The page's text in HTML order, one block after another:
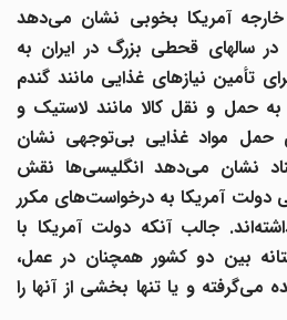
آمریکا بخوبی نشان میدهد
سالهای قحطی بزرگ در ایران به
تأمین نیازهای غذایی مانند گندم
حمل و نقل کالا مانند لاستیک و
مواد غذایی بیتوجهی نشان
نشان میدهد انگلیسیها نقش
آمریکا به درخواستهای مکرر
اند. جالب آنکه دولت آمریکا با
بین دو کشور همچنان در عمل،
میگرفته و یا تنها بخشی از آنها را